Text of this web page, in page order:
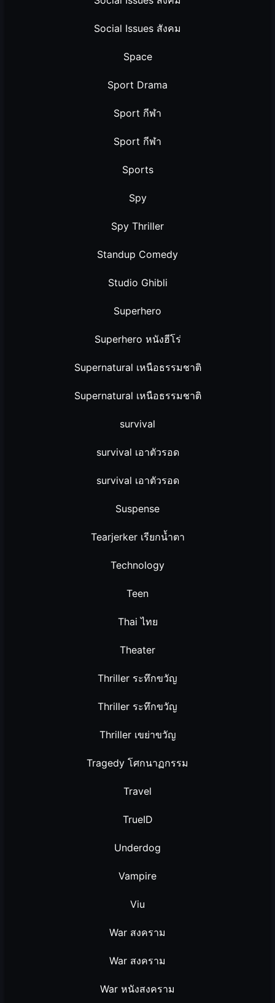
Social Issues สังคม
Space
Sport Drama
Sport กีฬา
Sport กีฬา
Sports
Spy
Spy Thriller
Standup Comedy
Studio Ghibli
Superhero
Superhero หนังฮีโร่
Supernatural เหนือธรรมชาติ
Supernatural เหนือธรรมชาติ
survival
survival เอาตัวรอด
survival เอาตัวรอด
Suspense
Tearjerker เรียกน้ำตา
Technology
Teen
Thai ไทย
Theater
Thriller ระทึกขวัญ
Thriller ระทึกขวัญ
Thriller เขย่าขวัญ
Tragedy โศกนาฏกรรม
Travel
TrueID
Underdog
Vampire
Viu
War สงคราม
War สงคราม
War หนังสงคราม